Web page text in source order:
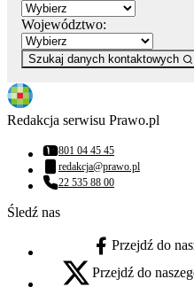
Województwo:
Szukaj danych kontaktowych
Redakcja serwisu Prawo.pl
Numer telefonu:
801 04 45 45
Adres email:
redakcja@prawo.pl
Numer telefonu:
22 535 88 00
Śledź nas
facebook - otwiera się
Przejdź do
x - otwiera się w nowej karcie
Przejdź do